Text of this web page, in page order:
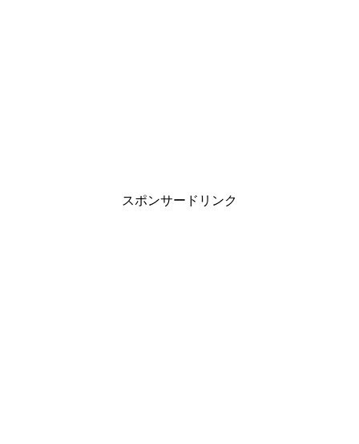
スポンサードリンク